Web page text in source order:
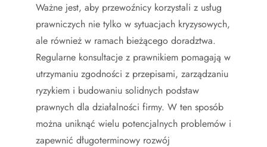
Ważne jest, aby przewoźnicy korzystali z usług
prawniczych nie tylko w sytuacjach kryzysowych,
ale również w ramach bieżącego doradztwa.
Regularne konsultacje z prawnikiem pomagają w
utrzymaniu zgodności z przepisami, zarządzaniu
ryzykiem i budowaniu solidnych podstaw
prawnych dla działalności firmy. W ten sposób
można uniknąć wielu potencjalnych problemów i
zapewnić długoterminowy rozwój